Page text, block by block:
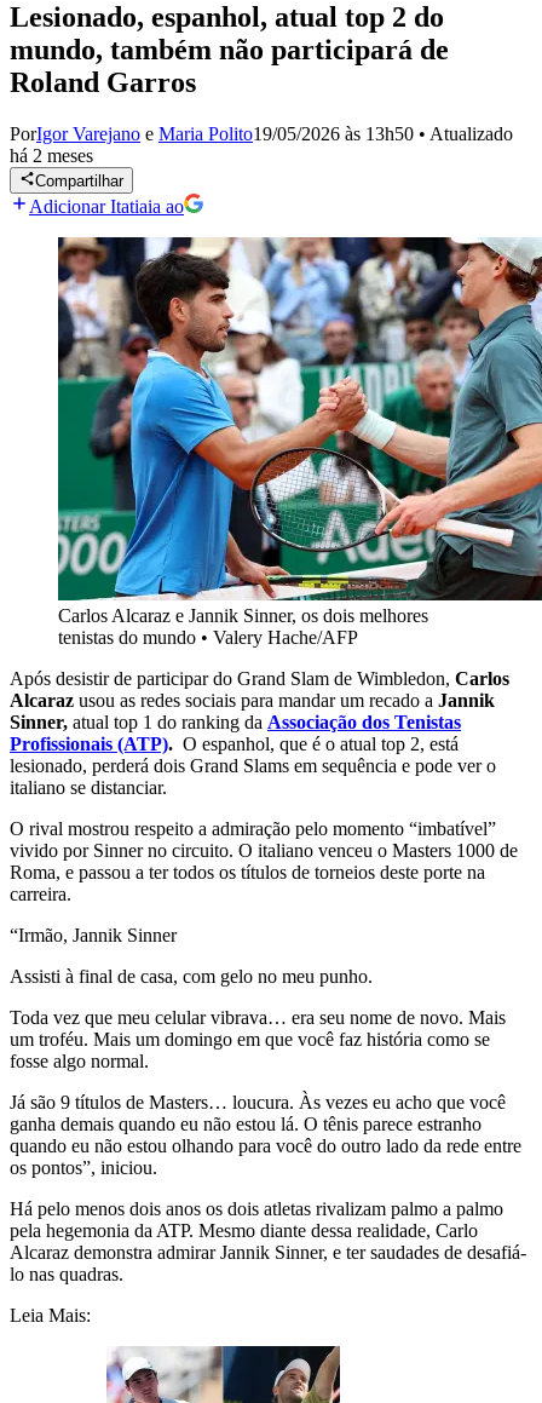
Lesionado, espanhol, atual top 2 do
mundo, também não participará de
Roland Garros
PorIgor Varejano e Maria Polito19/05/2026 às 13h50 • Atualizado
há 2 meses
Compartilhar
Adicionar Itatiaia ao
Carlos Alcaraz e Jannik Sinner, os dois melhores
tenistas do mundo • Valery Hache/AFP
Após desistir de participar do Grand Slam de Wimbledon, Carlos
Alcaraz usou as redes sociais para mandar um recado a Jannik
Sinner, atual top 1 do ranking da Associação dos Tenistas
Profissionais (ATP). O espanhol, que é o atual top 2, está
lesionado, perderá dois Grand Slams em sequência e pode ver o
italiano se distanciar.
O rival mostrou respeito a admiração pelo momento “imbatível”
vivido por Sinner no circuito. O italiano venceu o Masters 1000 de
Roma, e passou a ter todos os títulos de torneios deste porte na
carreira.
“Irmão, Jannik Sinner
Assisti à final de casa, com gelo no meu punho.
Toda vez que meu celular vibrava… era seu nome de novo. Mais
um troféu. Mais um domingo em que você faz história como se
fosse algo normal.
Já são 9 títulos de Masters… loucura. Às vezes eu acho que você
ganha demais quando eu não estou lá. O tênis parece estranho
quando eu não estou olhando para você do outro lado da rede entre
os pontos”, iniciou.
Há pelo menos dois anos os dois atletas rivalizam palmo a palmo
pela hegemonia da ATP. Mesmo diante dessa realidade, Carlo
Alcaraz demonstra admirar Jannik Sinner, e ter saudades de desafiá-
lo nas quadras.
Leia Mais: